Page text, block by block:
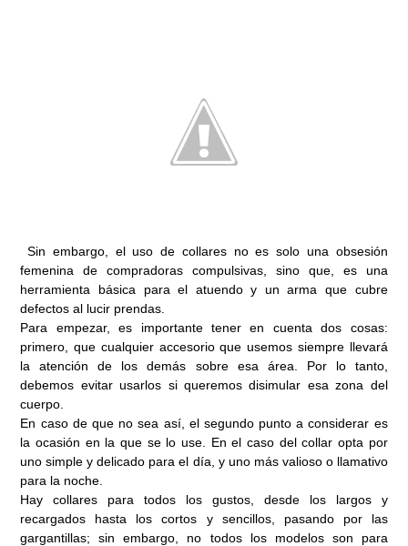
Sin embargo, el uso de collares no es solo una obsesión
femenina de compradoras compulsivas, sino que, es una
herramienta básica para el atuendo y un arma que cubre
defectos al lucir prendas.
Para empezar, es importante tener en cuenta dos cosas:
primero, que cualquier accesorio que usemos siempre llevará
la atención de los demás sobre esa área. Por lo tanto,
debemos evitar usarlos si queremos disimular esa zona del
cuerpo.
En caso de que no sea así, el segundo punto a considerar es
la ocasión en la que se lo use. En el caso del collar opta por
uno simple y delicado para el día, y uno más valioso o llamativo
para la noche.
Hay collares para todos los gustos, desde los largos y
recargados hasta los cortos y sencillos, pasando por las
gargantillas; sin embargo, no todos los modelos son para